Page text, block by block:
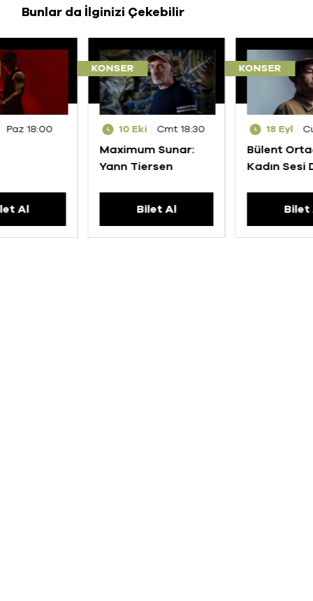
Bunlar da İlginizi Çekebilir
Paz 18:00
Al
KONSER
10 Eki Cmt 18:30
Maximum Sunar:
Yann Tiersen
Bilet Al
KONSER
18 Eyl
Bülent
Kadın Sesi
Bilet